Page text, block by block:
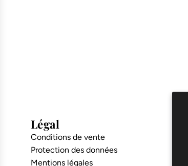
Légal
Conditions de vente
Protection des données
Mentions légales